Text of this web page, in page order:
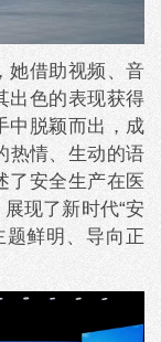
她借助视频、音
出色的表现获得
中脱颖而出，成
热情、生动的语
了安全生产在医
现了新时代“安
题鲜明、导向正